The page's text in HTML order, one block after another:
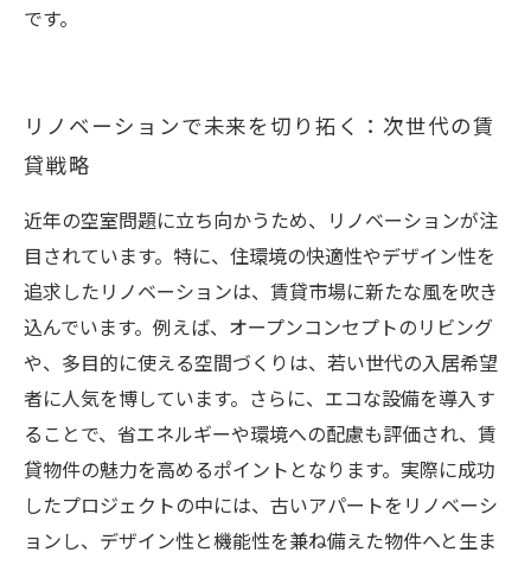
です。
リノベーションで未来を切り拓く：次世代の賃
貸戦略
近年の空室問題に立ち向かうため、リノベーションが注
目されています。特に、住環境の快適性やデザイン性を
追求したリノベーションは、賃貸市場に新たな風を吹き
込んでいます。例えば、オープンコンセプトのリビング
や、多目的に使える空間づくりは、若い世代の入居希望
者に人気を博しています。さらに、エコな設備を導入す
ることで、省エネルギーや環境への配慮も評価され、賃
貸物件の魅力を高めるポイントとなります。実際に成功
したプロジェクトの中には、古いアパートをリノベーシ
ョンし、デザイン性と機能性を兼ね備えた物件へと生ま